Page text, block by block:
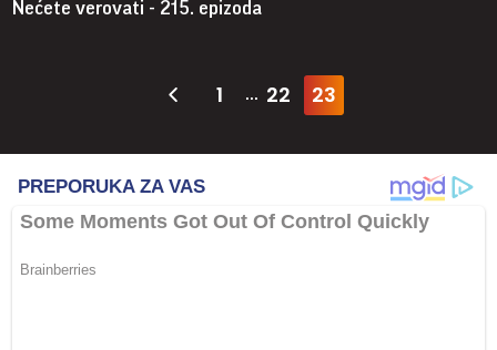
Nećete verovati - 215. epizoda
1 ... 22 23